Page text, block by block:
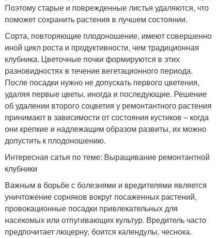
Поэтому старые и поврежденные листья удаляются, что
поможет сохранить растения в лучшем состоянии.
Сорта, повторяющие плодоношение, имеют совершенно
иной цикл роста и продуктивности, чем традиционная
клубника. Цветочные почки формируются в этих
разновидностях в течение вегетационного периода.
После посадки нужно не допускать первого цветения,
удаляя первые цветы, иногда и последующие. Решение
об удалении второго соцветия у ремонтантного растения
принимают в зависимости от состояния кустиков – когда
они крепкие и надлежащим образом развиты, их можно
допустить к плодоношению.
Интересная сатья по теме: Выращивание ремонтантной
клубники
Важным в борьбе с болезнями и вредителями является
уничтожение сорняков вокруг посаженных растений,
провокационные посадки привлекательных для
насекомых или отпугивающих культур. Вредитель часто
предпочитает люцерну, боится календулы, чеснока.